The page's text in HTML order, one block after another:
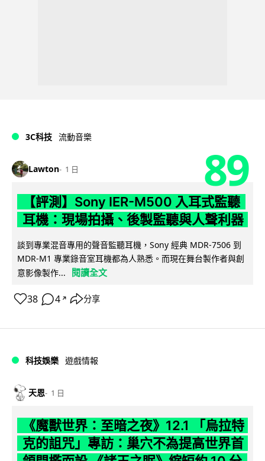
3C科技 流動音樂
Lawton 1 日 89
【評測】Sony IER-M500 入耳式監聽
耳機：現場拍攝、後製監聽與人聲利器
談到專業混音專用的聲音監聽耳機，Sony 經典 MDR-7506 到
MDR-M1 專業錄音室耳機都為人熟悉。而現在舞台製作者與創
意影像製作...
閱讀全文
38 4 ↗ 分享
科技娛樂 遊戲情報
天恩 1 日
《魔獸世界：至暗之夜》12.1 「烏拉特
克的詛咒」專訪：巢穴不為提高世界首